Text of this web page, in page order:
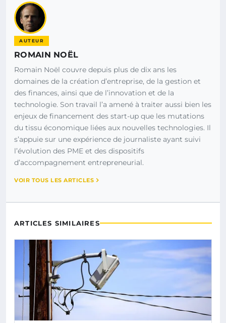
AUTEUR
ROMAIN NOËL
Romain Noël couvre depuis plus de dix ans les
domaines de la création d’entreprise, de la gestion et
des finances, ainsi que de l’innovation et de la
technologie. Son travail l’a amené à traiter aussi bien les
enjeux de financement des start-up que les mutations
du tissu économique liées aux nouvelles technologies. Il
s’appuie sur une expérience de journaliste ayant suivi
l’évolution des PME et des dispositifs
d’accompagnement entrepreneurial.
VOIR TOUS LES ARTICLES
ARTICLES SIMILAIRES